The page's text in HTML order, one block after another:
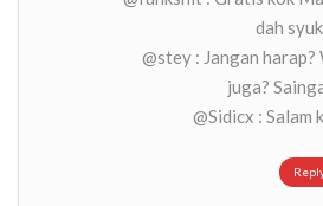
dah
@stey : Jangan harap?
juga?
@Sidicx : Salam